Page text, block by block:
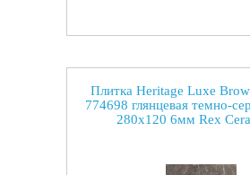
Плитка Heritage Luxe
774698 глянцевая темно-
280x120 6мм Rex